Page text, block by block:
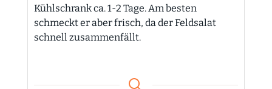
Kühlschrank ca. 1-2 Tage. Am besten
schmeckt er aber frisch, da der Feldsalat
schnell zusammenfällt.